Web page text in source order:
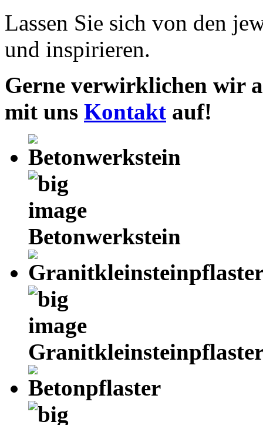
Lassen Sie sich von den
und inspirieren.
Gerne verwirklichen wir
mit uns Kontakt auf!
Betonwerkstein